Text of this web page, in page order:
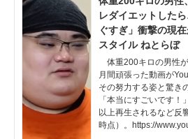
レダイエットした
ぐすぎ」衝撃の現
スタイル ねとらぼ
体重200キロの男性
月間頑張った動画が
その努力する姿と驚き
「本当にすごいです！
以上再生されるなど反
時点）。https://